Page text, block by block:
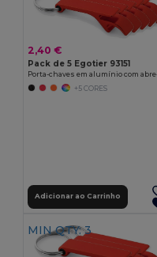
2,40 €
Pack de 5 Egotier 93151
+5 CORES
Adicionar ao Carrinho
MIN QTY: 3